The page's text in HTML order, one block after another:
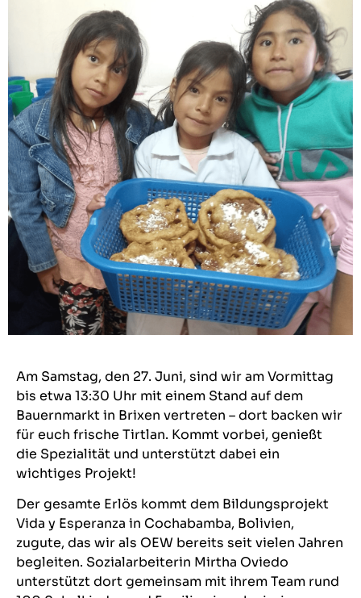
Am Samstag, den 27. Juni, sind wir am Vormittag
bis etwa 13:30 Uhr mit einem Stand auf dem
Bauernmarkt in Brixen vertreten – dort backen wir
für euch frische Tirtlan. Kommt vorbei, genießt
die Spezialität und unterstützt dabei ein
wichtiges Projekt!
Der gesamte Erlös kommt dem Bildungsprojekt
Vida y Esperanza in Cochabamba, Bolivien,
zugute, das wir als OEW bereits seit vielen Jahren
begleiten. Sozialarbeiterin Mirtha Oviedo
unterstützt dort gemeinsam mit ihrem Team rund